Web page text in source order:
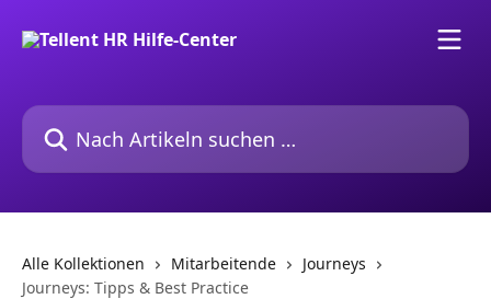
Nach Artikeln suchen …
Alle Kollektionen Mitarbeitende
Journeys
Journeys: Tipps & Best Practice